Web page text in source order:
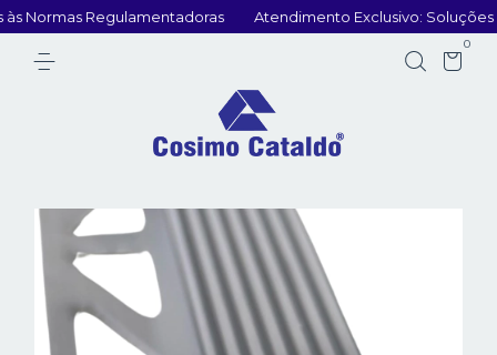
Normas Regulamentadoras Atendimento Exclusivo: Soluções
0